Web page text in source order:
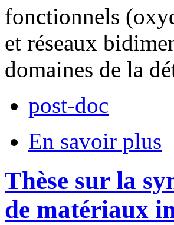
fonctionnels
et réseaux
domaines de la
post-doc
En savoir plus
Thèse sur la
de matériaux